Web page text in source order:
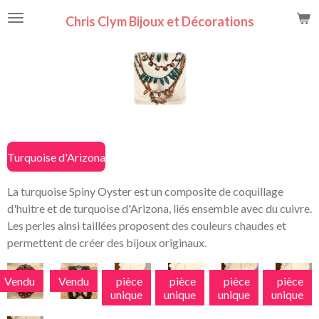
Passer
Chris Clym Bijoux et Décorations
Turquoise d'Arizona
La turquoise Spiny Oyster est un composite de coquillage
d'huitre et de turquoise d'Arizona, liés ensemble avec du cuivre.
Les perles ainsi taillées proposent des couleurs chaudes et
permettent de créer des bijoux originaux.
Vendu Vendu
pièce
unique
pièce
unique
pièce
unique
pièce
unique